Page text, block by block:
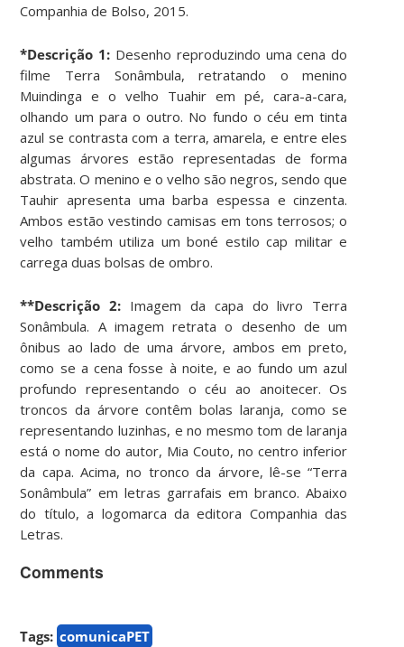
Companhia de Bolso, 2015.
*Descrição 1: Desenho reproduzindo uma cena do
filme Terra Sonâmbula, retratando o menino
Muindinga e o velho Tuahir em pé, cara-a-cara,
olhando um para o outro. No fundo o céu em tinta
azul se contrasta com a terra, amarela, e entre eles
algumas árvores estão representadas de forma
abstrata. O menino e o velho são negros, sendo que
Tauhir apresenta uma barba espessa e cinzenta.
Ambos estão vestindo camisas em tons terrosos; o
velho também utiliza um boné estilo cap militar e
carrega duas bolsas de ombro.
**Descrição 2: Imagem da capa do livro Terra
Sonâmbula. A imagem retrata o desenho de um
ônibus ao lado de uma árvore, ambos em preto,
como se a cena fosse à noite, e ao fundo um azul
profundo representando o céu ao anoitecer. Os
troncos da árvore contêm bolas laranja, como se
representando luzinhas, e no mesmo tom de laranja
está o nome do autor, Mia Couto, no centro inferior
da capa. Acima, no tronco da árvore, lê-se “Terra
Sonâmbula” em letras garrafais em branco. Abaixo
do título, a logomarca da editora Companhia das
Letras.
Comments
Tags: comunicaPET